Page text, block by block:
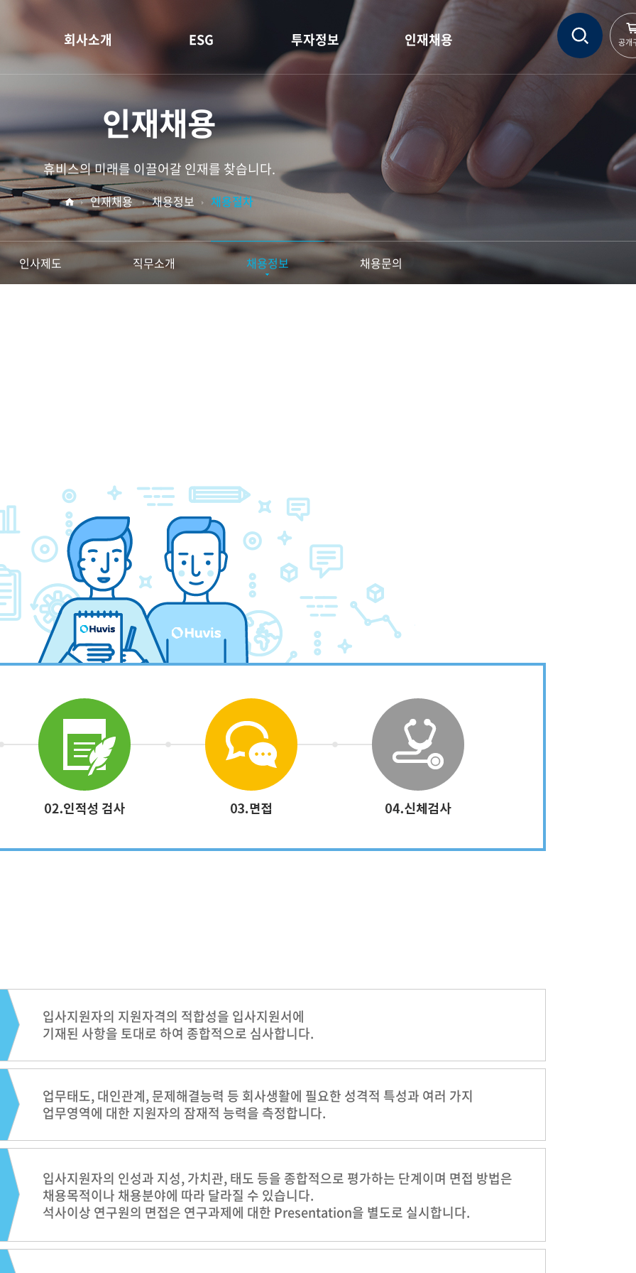
회사소개
기업정보
CEO인사말
사업장소개
R&D
홍보센터
ESG
휴비스 ESG
E (환경)
G (지배구조)
ESG 데이터
투자정보
공시정보
배당현황
인재채용
인재상
인사제도
채용정보
공개
인재채용
휴비스의 미래를 이끌어갈 인재를 찾습니다.
인재채용 채용정보 채용절차
인사제도 직무소개 채용정보 채용문의
입사지원자의 지원자격의 적합성을 입사지원서에
기재된 사항을 토대로 하여 종합적으로 심사합니다.
업무태도, 대인관계, 문제해결능력 등 회사생활에 필요한 성격적 특성과 여러 가지
업무영역에 대한 지원자의 잠재적 능력을 측정합니다.
입사지원자의 인성과 지성, 가치관, 태도 등을 종합적으로 평가하는 단계이며 면접 방법은
채용목적이나 채용분야에 따라 달라질 수 있습니다.
석사이상 연구원의 면접은 연구과제에 대한 Presentation을 별도로 실시합니다.